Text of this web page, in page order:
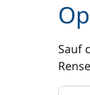
Sauf